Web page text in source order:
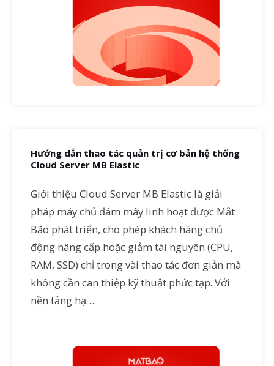
Hướng dẫn thao tác quản trị cơ bản hệ thống
Cloud Server MB Elastic
Giới thiệu Cloud Server MB Elastic là giải
pháp máy chủ đám mây linh hoạt được Mắt
Bão phát triển, cho phép khách hàng chủ
động nâng cấp hoặc giảm tài nguyên (CPU,
RAM, SSD) chỉ trong vài thao tác đơn giản mà
không cần can thiệp kỹ thuật phức tạp. Với
nền tảng hạ…